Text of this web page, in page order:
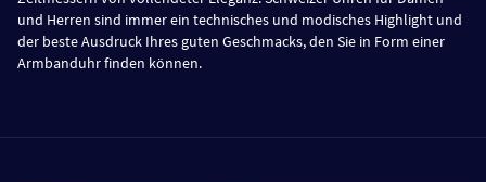
und Herren sind immer ein technisches und modisches Highlight und
der beste Ausdruck Ihres guten Geschmacks, den Sie in Form einer
Armbanduhr finden können.